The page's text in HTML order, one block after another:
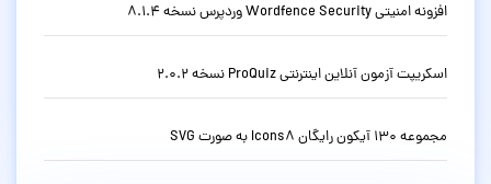
افزونه امنیتی Wordfence Security وردپرس نسخه 8.1.4
اسکریپت آزمون آنلاین اینترنتی ProQuiz نسخه 2.0.2
مجموعه 130 آیکون رایگان Icons8 به صورت SVG